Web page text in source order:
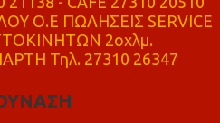
Ο.Ε ΠΩΛΗΣΕΙΣ SERVICE
2οχλμ.
Τηλ. 27310 26347